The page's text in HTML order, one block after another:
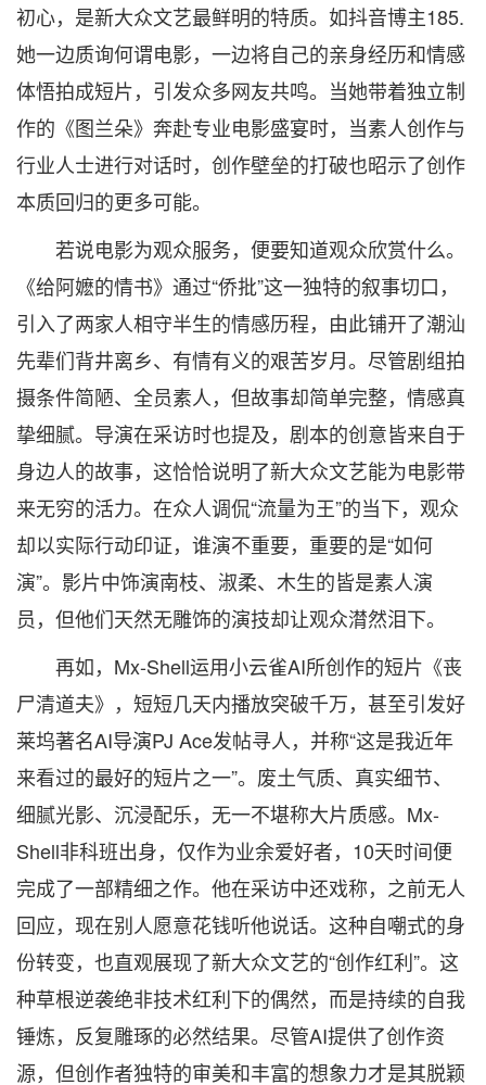
初心，是新大众文艺最鲜明的特质。如抖音博主185.
她一边质询何谓电影，一边将自己的亲身经历和情感
体悟拍成短片，引发众多网友共鸣。当她带着独立制
作的《图兰朵》奔赴专业电影盛宴时，当素人创作与
行业人士进行对话时，创作壁垒的打破也昭示了创作
本质回归的更多可能。
若说电影为观众服务，便要知道观众欣赏什么。
《给阿嬷的情书》通过“侨批”这一独特的叙事切口，
引入了两家人相守半生的情感历程，由此铺开了潮汕
先辈们背井离乡、有情有义的艰苦岁月。尽管剧组拍
摄条件简陋、全员素人，但故事却简单完整，情感真
挚细腻。导演在采访时也提及，剧本的创意皆来自于
身边人的故事，这恰恰说明了新大众文艺能为电影带
来无穷的活力。在众人调侃“流量为王”的当下，观众
却以实际行动印证，谁演不重要，重要的是“如何
演”。影片中饰演南枝、淑柔、木生的皆是素人演
员，但他们天然无雕饰的演技却让观众潸然泪下。
再如，Mx-Shell运用小云雀AI所创作的短片《丧
尸清道夫》，短短几天内播放突破千万，甚至引发好
莱坞著名AI导演PJ Ace发帖寻人，并称“这是我近年
来看过的最好的短片之一”。废土气质、真实细节、
细腻光影、沉浸配乐，无一不堪称大片质感。Mx-
Shell非科班出身，仅作为业余爱好者，10天时间便
完成了一部精细之作。他在采访中还戏称，之前无人
回应，现在别人愿意花钱听他说话。这种自嘲式的身
份转变，也直观展现了新大众文艺的“创作红利”。这
种草根逆袭绝非技术红利下的偶然，而是持续的自我
锤炼，反复雕琢的必然结果。尽管AI提供了创作资
源，但创作者独特的审美和丰富的想象力才是其脱颖